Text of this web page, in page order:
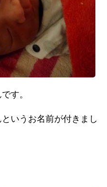
す。
いうお名前が付きまし